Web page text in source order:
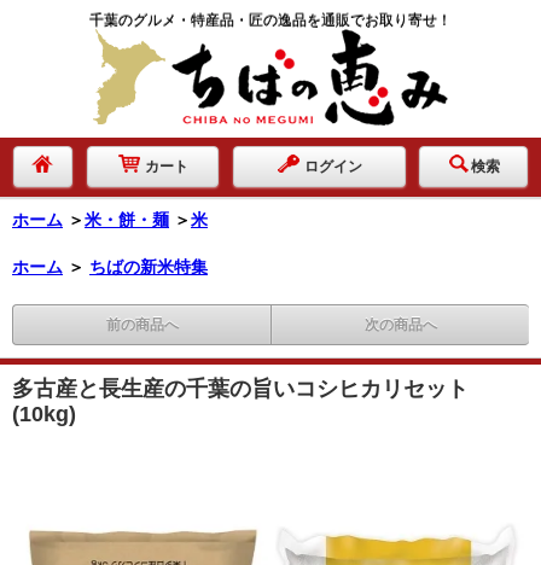
千葉のグルメ・特産品・匠の逸品を通販でお取り寄せ！
カート ログイン 検索
ホーム ＞米・餅・麺 ＞米
ホーム ＞ ちばの新米特集
前の商品へ 次の商品へ
多古産と長生産の千葉の旨いコシヒカリセット
(10kg)